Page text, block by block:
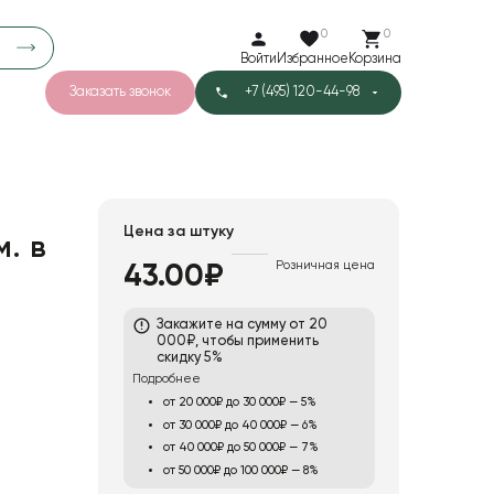
Войти
0
Избранное
0
Корзина
Заказать звонок +7 (495) 120-44-98
в
Цена за штуку
43.00₽ Розничная цена
Закажите на сумму от 20
000₽, чтобы применить
скидку 5%
Подробнее
от 20 000₽ до 30 000₽ — 5%
от 30 000₽ до 40 000₽ — 6%
от 40 000₽ до 50 000₽ — 7%
от 50 000₽ до 100 000₽ — 8%